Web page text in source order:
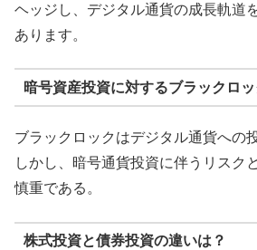
ヘッジし、デジタル通貨の成長軌道
あります。
暗号資産投資に対するブラックロ
ブラックロックはデジタル通貨への
しかし、暗号通貨投資に伴うリスク
慎重である。
株式投資と債券投資の違いは？